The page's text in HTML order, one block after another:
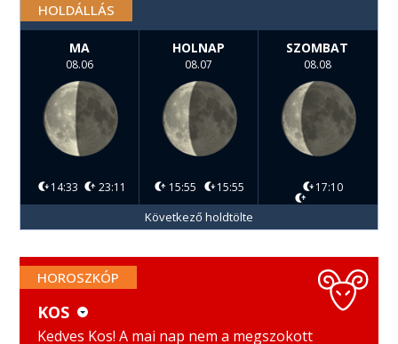
HOLDÁLLÁS
MA
08.06
14:33 23:11
HOLNAP
08.07
15:55 15:55
SZOMBAT
08.08
17:10
Következő holdtölte
HOROSZKÓP
KOS
KOS
Kedves Kos! A mai nap nem a megszokott